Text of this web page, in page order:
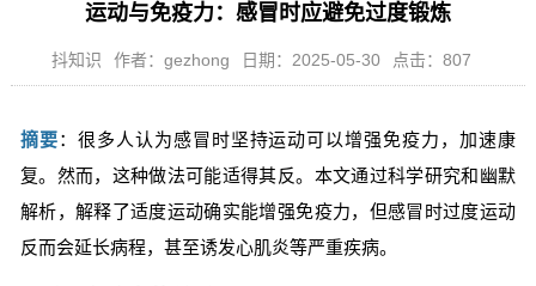
运动与免疫力：感冒时应避免过度锻炼
抖知识 作者：gezhong 日期：2025-05-30 点击：807
摘要：很多人认为感冒时坚持运动可以增强免疫力，加速康
复。然而，这种做法可能适得其反。本文通过科学研究和幽默
解析，解释了适度运动确实能增强免疫力，但感冒时过度运动
反而会延长病程，甚至诱发心肌炎等严重疾病。